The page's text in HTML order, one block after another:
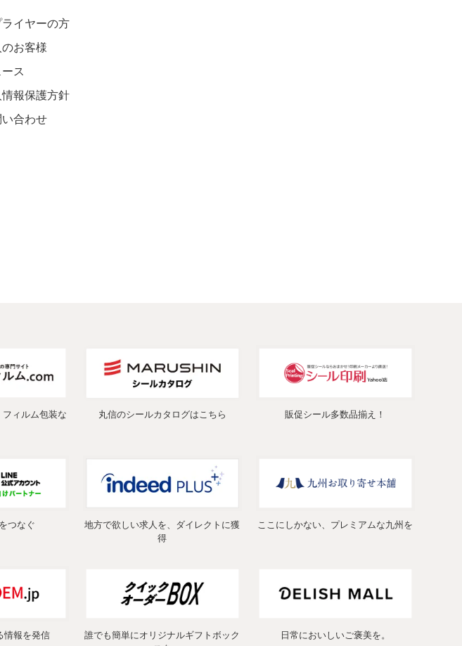
イヤーの方
お客様
ス
報保護方針
い合わせ
ィルム包装な
丸信のシールカタログはこちら 販促シール多数品揃え！
つなぐ
地方で欲しい求人を、ダイレクトに獲
得
ここにしかない、プレミアムな九州を
情報を発信
誰でも簡単にオリジナルギフトボック
日常においしいご褒美を。